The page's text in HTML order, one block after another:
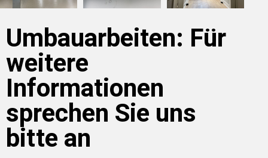
Umbauarbeiten: Für
weitere
Informationen
sprechen Sie uns
bitte an